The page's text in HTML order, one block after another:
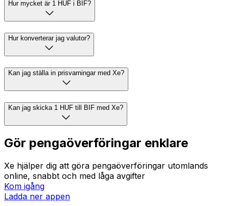
Hur mycket är 1 HUF i BIF?
Hur konverterar jag valutor?
Kan jag ställa in prisvarningar med Xe?
Kan jag skicka 1 HUF till BIF med Xe?
Gör pengaöverföringar enklare
Xe hjälper dig att göra pengaöverföringar utomlands
online, snabbt och med låga avgifter
Kom igång
Ladda ner appen